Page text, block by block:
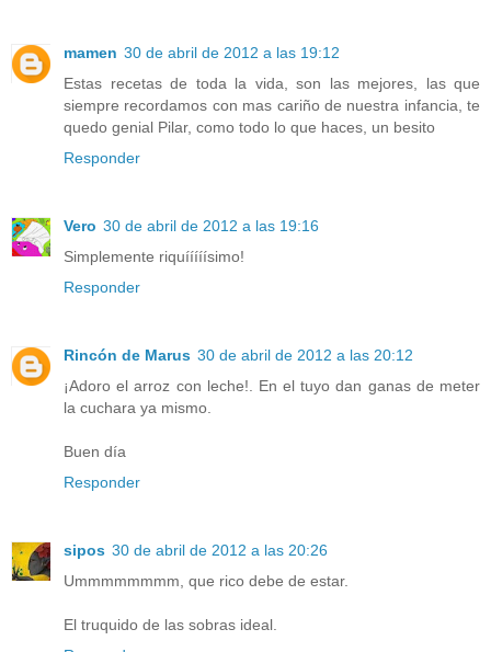
mamen 30 de abril de 2012 a las 19:12
Estas recetas de toda la vida, son las mejores, las que
siempre recordamos con mas cariño de nuestra infancia, te
quedo genial Pilar, como todo lo que haces, un besito
Responder
Vero 30 de abril de 2012 a las 19:16
Simplemente riquííííísimo!
Responder
Rincón de Marus 30 de abril de 2012 a las 20:12
¡Adoro el arroz con leche!. En el tuyo dan ganas de meter
la cuchara ya mismo.
Buen día
Responder
sipos 30 de abril de 2012 a las 20:26
Ummmmmmmm, que rico debe de estar.
El truquido de las sobras ideal.